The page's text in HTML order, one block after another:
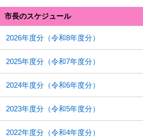
市長のスケジュール
2026年度分（令和8年度分）
2025年度分（令和7年度分）
2024年度分（令和6年度分）
2023年度分（令和5年度分）
2022年度分（令和4年度分）